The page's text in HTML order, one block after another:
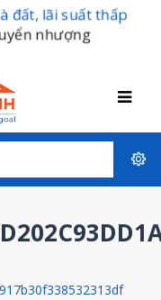
đất, lãi suất thấp
nhượng